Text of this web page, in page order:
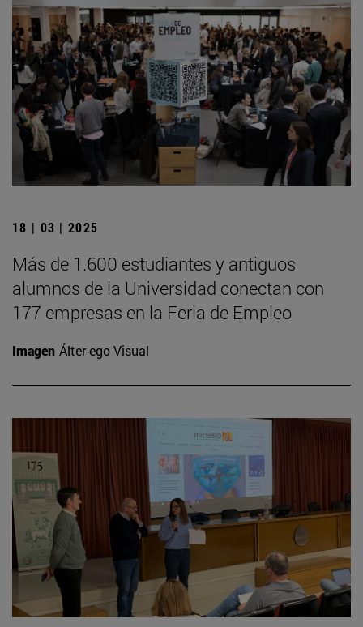
18 | 03 | 2025
Más de 1.600 estudiantes y antiguos
alumnos de la Universidad conectan con
177 empresas en la Feria de Empleo
Imagen Álter-ego Visual